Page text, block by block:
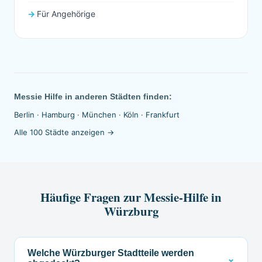
Für Angehörige
Messie Hilfe in anderen Städten finden:
Berlin · Hamburg · München · Köln · Frankfurt
Alle 100 Städte anzeigen →
Häufige Fragen zur Messie-Hilfe in
Würzburg
Welche Würzburger Stadtteile werden
⌄